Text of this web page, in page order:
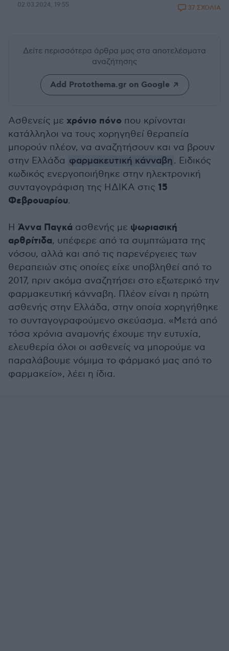
02.03.2024, 19:55 37 ΣΧΟΛΙΑ
Δείτε περισσότερα άρθρα μας στα αποτελέσματα
αναζήτησης
Add Protothema.gr on Google
Ασθενείς με χρόνιο πόνο που κρίνονται
κατάλληλοι να τους χορηγηθεί θεραπεία
μπορούν πλέον, να αναζητήσουν και να βρουν
στην Ελλάδα φαρμακευτική κάνναβη. Ειδικός
κωδικός ενεργοποιήθηκε στην ηλεκτρονική
συνταγογράφιση της ΗΔΙΚΑ στις 15
Φεβρουαρίου.
Η Άννα Παγκά ασθενής με ψωριασική
αρθρίτιδα, υπέφερε από τα συμπτώματα της
νόσου, αλλά και από τις παρενέργειες των
θεραπειών στις οποίες είχε υποβληθεί από το
2017, πριν ακόμα αναζητήσει στο εξωτερικό την
φαρμακευτική κάνναβη. Πλέον είναι η πρώτη
ασθενής στην Ελλάδα, στην οποία χορηγήθηκε
το συνταγογραφούμενο σκεύασμα. «Μετά από
τόσα χρόνια αναμονής έχουμε την ευτυχία,
ελευθερία όλοι οι ασθενείς να μπορούμε να
παραλάβουμε νόμιμα το φάρμακό μας από το
φαρμακείο», λέει η ίδια.